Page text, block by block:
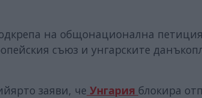
на общонационална
съюз и унгарските
заяви, че Унгария блокира